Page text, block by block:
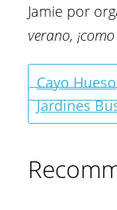
Jamie por
verano, ¡como
Cayo Hueso
Jardines